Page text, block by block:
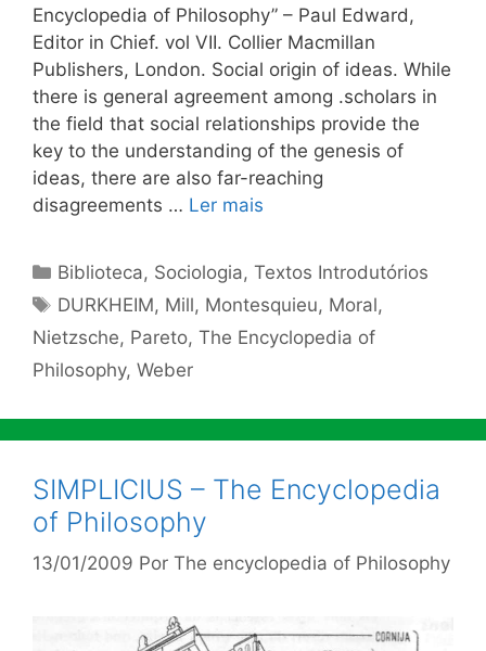
Encyclopedia of Philosophy” – Paul Edward,
Editor in Chief. vol VII. Collier Macmillan
Publishers, London. Social origin of ideas. While
there is general agreement among .scholars in
the field that social relationships pro­vide the
key to the understanding of the genesis of
ideas, there are also far-reaching
disagreements … Ler mais
Categorias
Biblioteca, Sociologia,Textos Introdutórios
Tags
DURKHEIM, Mill, Montesquieu, Moral,
Nietzsche, Pareto, The Encyclopedia of
Philosophy, Weber
SIMPLICIUS – The Encyclopedia
of Philosophy
13/01/2009 Por The encyclopedia of Philosophy